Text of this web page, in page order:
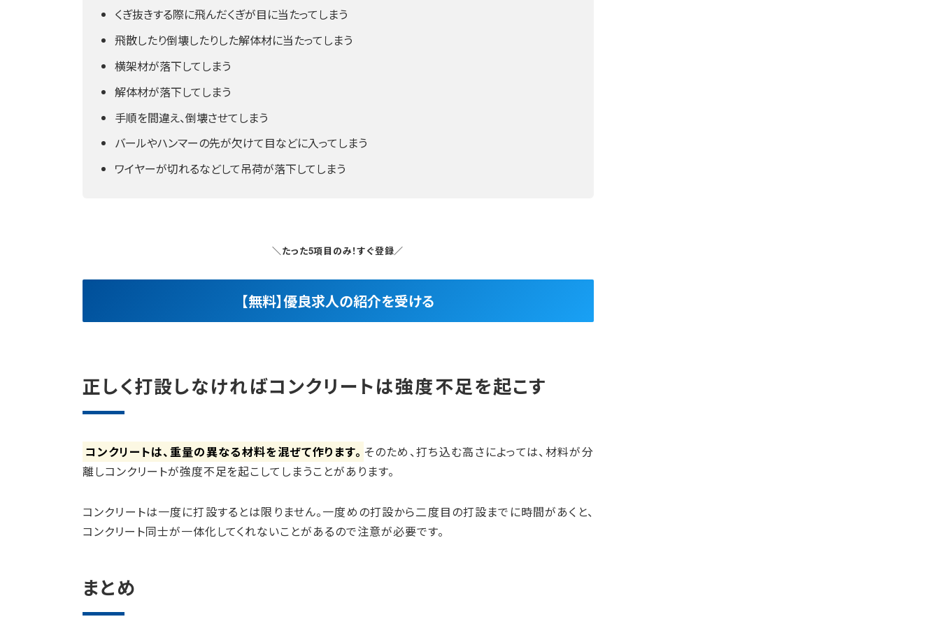
くぎ抜きする際に飛んだくぎが目に当たってしまう
飛散したり倒壊したりした解体材に当たってしまう
横架材が落下してしまう
解体材が落下してしまう
手順を間違え、倒壊させてしまう
バールやハンマーの先が欠けて目などに入ってしまう
ワイヤーが切れるなどして吊荷が落下してしまう
＼たった5項目のみ！すぐ登録／
【無料】優良求人の紹介を受ける
正しく打設しなければコンクリートは強度不足を起こす
コンクリートは、重量の異なる材料を混ぜて作ります。 そのため、打ち込む高さによっては、材料が分
離しコンクリートが強度不足を起こしてしまうことがあります。
コンクリートは一度に打設するとは限りません。一度めの打設から二度目の打設までに時間があくと、
コンクリート同士が一体化してくれないことがあるので注意が必要です。
まとめ